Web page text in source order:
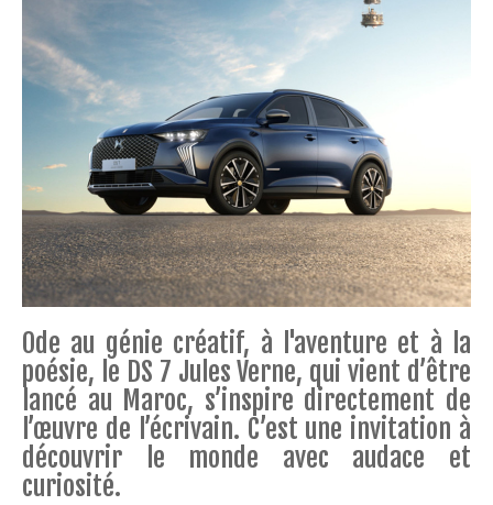
Ode au génie créatif, à l'aventure et à la
poésie, le DS 7 Jules Verne, qui vient d’être
lancé au Maroc, s’inspire directement de
l’œuvre de l’écrivain. C’est une invitation à
découvrir le monde avec audace et
curiosité.